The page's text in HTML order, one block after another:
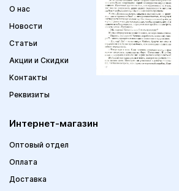
О нас
Новости
Статьи
Акции и Скидки
Контакты
Реквизиты
Интернет-магазин
Оптовый отдел
Оплата
Доставка